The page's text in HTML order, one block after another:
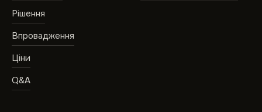
Рішення
Впровадження
Ціни
Q&A